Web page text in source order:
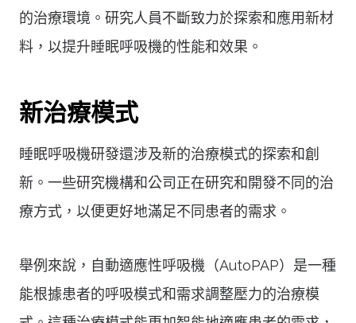
的治療環境。研究人員不斷致力於探索和應用新材
料，以提升睡眠呼吸機的性能和效果。
新治療模式
睡眠呼吸機研發還涉及新的治療模式的探索和創
新。一些研究機構和公司正在研究和開發不同的治
療方式，以便更好地滿足不同患者的需求。
舉例來說，自動適應性呼吸機（AutoPAP）是一種
能根據患者的呼吸模式和需求調整壓力的治療模